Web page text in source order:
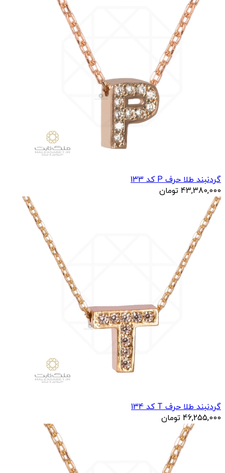
گردنبند طلا حرف P کد 133
43,380,000 تومان
گردنبند طلا حرف T کد 134
46,255,000 تومان